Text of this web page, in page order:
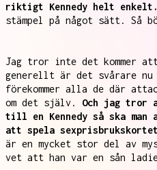
riktigt Kennedy helt enkelt.
stämpel på något sätt. Så
Jag tror inte det kommer
generellt är det svårare
förekommer alla de där
om det själv. Och jag tror
till en Kennedy så ska
att spela
är en mycket stor del av
vet att han var en sån